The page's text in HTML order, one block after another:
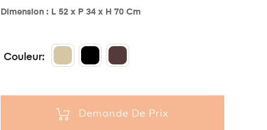
Dimension : L 52 x P 34 x H 70 Cm
Couleur
Demande De Prix